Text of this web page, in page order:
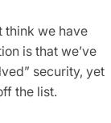
think we have
is that we’ve
security, yet
the list.